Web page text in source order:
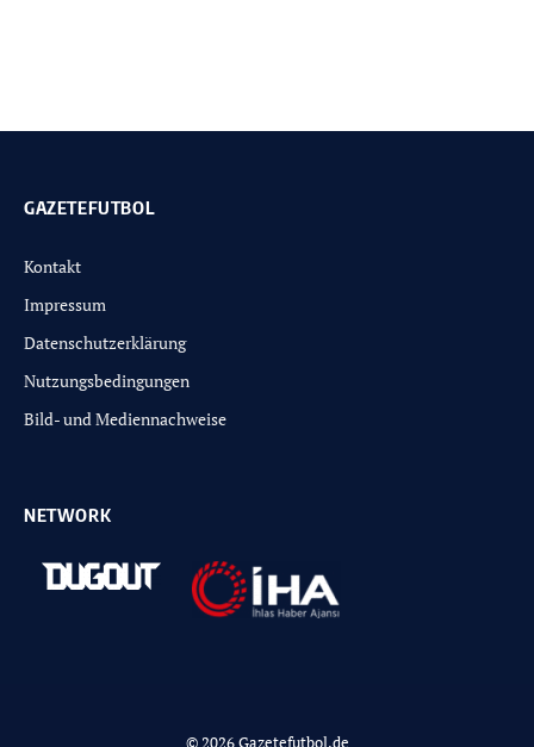
GAZETEFUTBOL
Kontakt
Impressum
Datenschutzerklärung
Nutzungsbedingungen
Bild- und Mediennachweise
NETWORK
© 2026 Gazetefutbol.de